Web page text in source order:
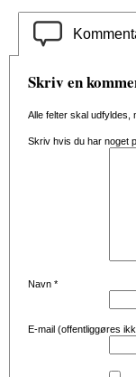
Skriv en
Alle felter skal udfyldes,
Skriv hvis du har noget
Navn *
E-mail (offentliggøres